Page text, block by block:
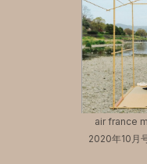
air france
2020年10月